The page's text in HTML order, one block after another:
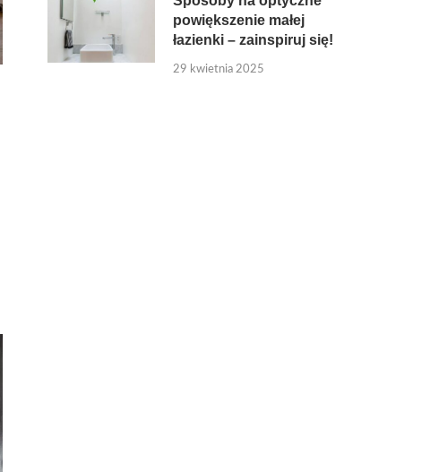
powiększenie małej
łazienki – zainspiruj się!
29 kwietnia 2025